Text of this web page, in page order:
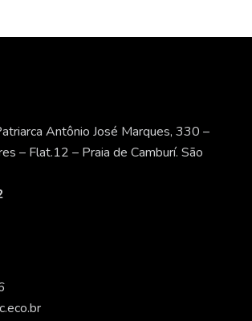
Antônio José Marques, 330 –
– Flat.12 – Praia de Camburí. São